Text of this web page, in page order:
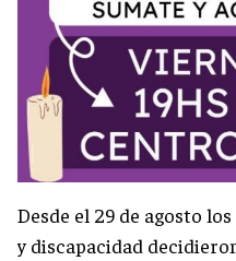
Desde el 29 de agosto
y discapacidad